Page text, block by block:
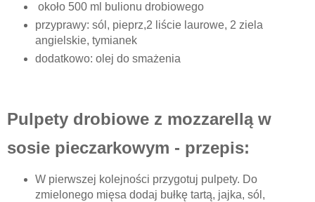
około 500 ml bulionu drobiowego
przyprawy: sól, pieprz,2 liście laurowe, 2 ziela
angielskie, tymianek
dodatkowo: olej do smażenia
Pulpety drobiowe z mozzarellą w
sosie pieczarkowym - przepis:
W pierwszej kolejności przygotuj pulpety. Do
zmielonego mięsa dodaj bułkę tartą, jajka, sól,